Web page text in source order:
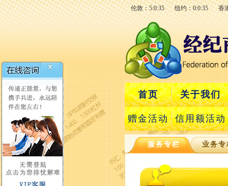
伦敦：5:0:36 纽约：0:0:36 香
首页 关于我们
赠金活动 信用额活动
服务专栏 业务专